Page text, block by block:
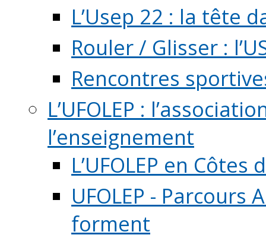
L’Usep 22 : la tête
Rouler / Glisser :
Rencontres
L’UFOLEP :
l’enseignement
L’UFOLEP en Côtes
UFOLEP -
forment